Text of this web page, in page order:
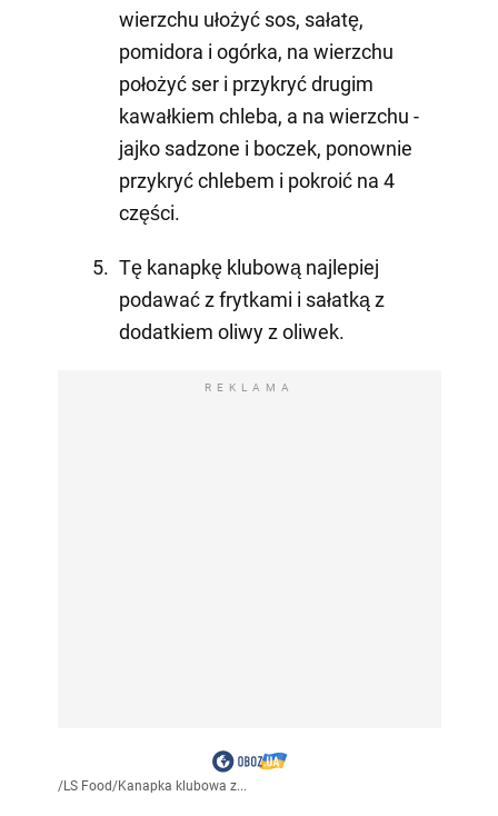
wierzchu ułożyć sos, sałatę,
pomidora i ogórka, na wierzchu
położyć ser i przykryć drugim
kawałkiem chleba, a na wierzchu -
jajko sadzone i boczek, ponownie
przykryć chlebem i pokroić na 4
części.
Tę kanapkę klubową najlepiej
podawać z frytkami i sałatką z
dodatkiem oliwy z oliwek.
REKLAMA
/LS Food/Kanapka klubowa z...